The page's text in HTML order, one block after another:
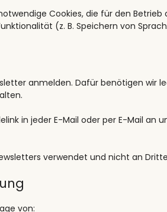
Cookies, die für den
(z. B. Speichern von
anmelden. Dafür benötigen wir
in jeder E-Mail oder per E-Mail
verwendet und nicht an
von: